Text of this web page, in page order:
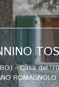
30mq con